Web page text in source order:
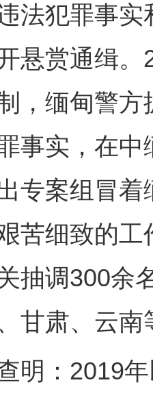
法犯罪事
悬赏通缉
，缅甸警
事实，在
专案组冒
苦细致的
抽调300余
甘肃、云
：2019年